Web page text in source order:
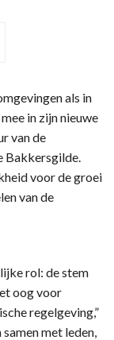
als in
in zijn nieuwe
van de
Bakkersgilde.
voor de groei
van de
rol: de stem
oog voor
regelgeving,”
met leden,